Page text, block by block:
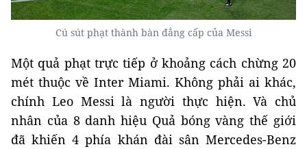
Cú sút phạt thành bàn đẳng cấp của Messi
Một quả phạt trực tiếp ở khoảng cách chừng 20
mét thuộc về Inter Miami. Không phải ai khác,
chính Leo Messi là người thực hiện. Và chủ
nhân của 8 danh hiệu Quả bóng vàng thế giới
đã khiến 4 phía khán đài sân Mercedes-Benz